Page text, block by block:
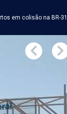
em colisão na BR-